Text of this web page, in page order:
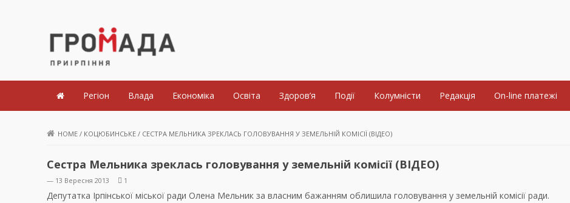
Громада Приірпіння
Регіон Влада Економіка Освіта Здоров’я Події Колумністи Редакція On-line платежі
HOME / КОЦЮБИНСЬКЕ / СЕСТРА МЕЛЬНИКА ЗРЕКЛАСЬ ГОЛОВУВАННЯ У ЗЕМЕЛЬНІЙ КОМІСІЇ (ВІДЕО)
Сестра Мельника зреклась головування у земельній комісії (ВІДЕО)
— 13 Вересня 2013 1
Депутатка Ірпінської міської ради Олена Мельник за власним бажанням облишила головування у земельній комісії ради.